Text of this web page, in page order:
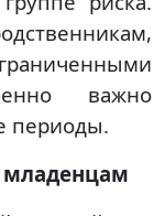
важно
периоды.